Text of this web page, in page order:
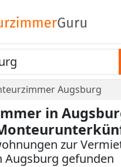
Augsburg
in
zur
Augsburg gefunden